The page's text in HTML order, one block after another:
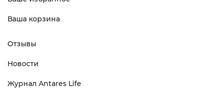
Ваша корзина
Отзывы
Новости
Журнал Antares Life